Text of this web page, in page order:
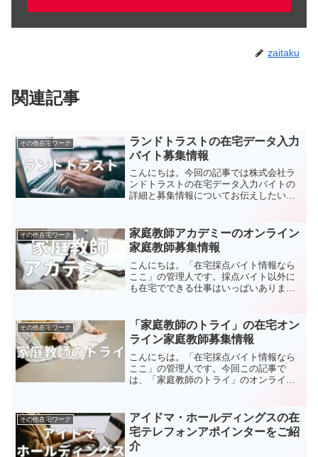
zaitaku
関連記事
その他在宅ワーク
ランドトラストの在宅データ入力
バイト募集情報
こんにちは。今回の記事では株式会社ラ
ンドトラストの在宅データ入力バイトの
詳細と募集情報についてお伝えしたいと
を探している方はぜひ参考にして下さ
い。株式会社ランドトラスト概...
その他在宅ワーク
家庭教師アカデミーのオンライン
家庭教師募集情報
こんにちは。「在宅採点バイト情報なら
ここ」の管理人です。採点バイト以外に
も在宅でできる仕事はいっぱいありま
したいと思います。在宅でできるお仕事
を探している方はぜひ参考に...
その他在宅ワーク
「家庭教師のトライ」の在宅オン
ライン家庭教師募集情報
こんにちは。「在宅採点バイト情報なら
ここ」の管理人です。今回この記事で
は、「家庭教師のトライ」のオンライン
方は、ぜひ参考にしてみてください。家
庭教師のトライ概要 「家庭...
その他在宅ワーク
アイドマ・ホールディングスの在
宅テレフォンアポインターをご紹
介